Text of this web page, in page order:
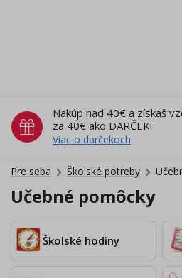
Nakúp nad 40€ a získaš
za 40€ ako DARČEK!
Viac o darčekoch
Pre seba Školské potreby
Učebné pomôcky
Školské hodiny